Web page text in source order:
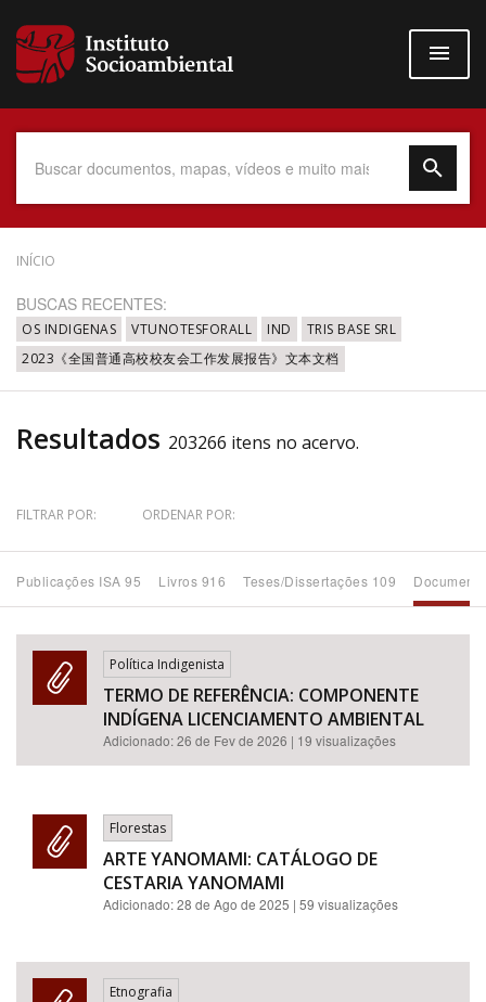
para
conteúdo
Data do Documento
Até
Tema
Subtema
Área de Levantamento
Área Protegida
INÍCIO
BUSCAS RECENTES:
OS INDIGENAS VTUNOTESFORALL IND
TRIS BASE SRL
2023《全国普通高校校友会工作发展报告》文本文档
Resultados 203266 itens no acervo.
FILTRAR POR: ORDENAR POR:
Publicações ISA 95 Livros 916 Teses/Dissertações 109
Política Indigenista
TERMO DE REFERÊNCIA: COMPONENTE
INDÍGENA LICENCIAMENTO AMBIENTAL
Adicionado:26 de Fev de 2026 | 19 visualizações
Florestas
ARTE YANOMAMI: CATÁLOGO DE
CESTARIA YANOMAMI
Adicionado:28 de Ago de 2025 | 59 visualizações
Etnografia